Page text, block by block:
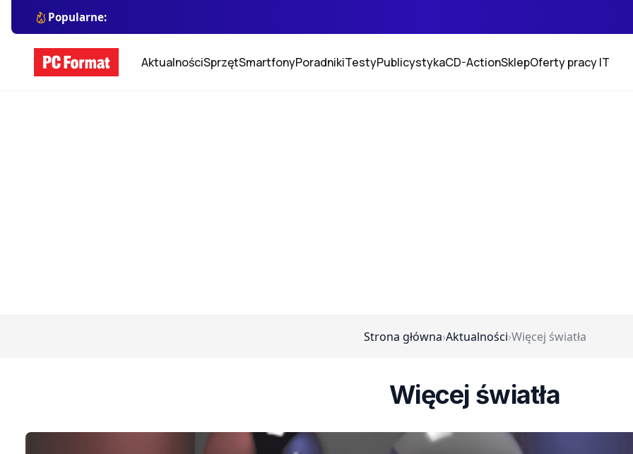
Popularne:
AktualnościSprzętSmartfonyPoradnikiTestyPublicystykaCD-ActionSklepOferty pracy IT
Strona główna›Aktualności›Więcej światła
Więcej światła